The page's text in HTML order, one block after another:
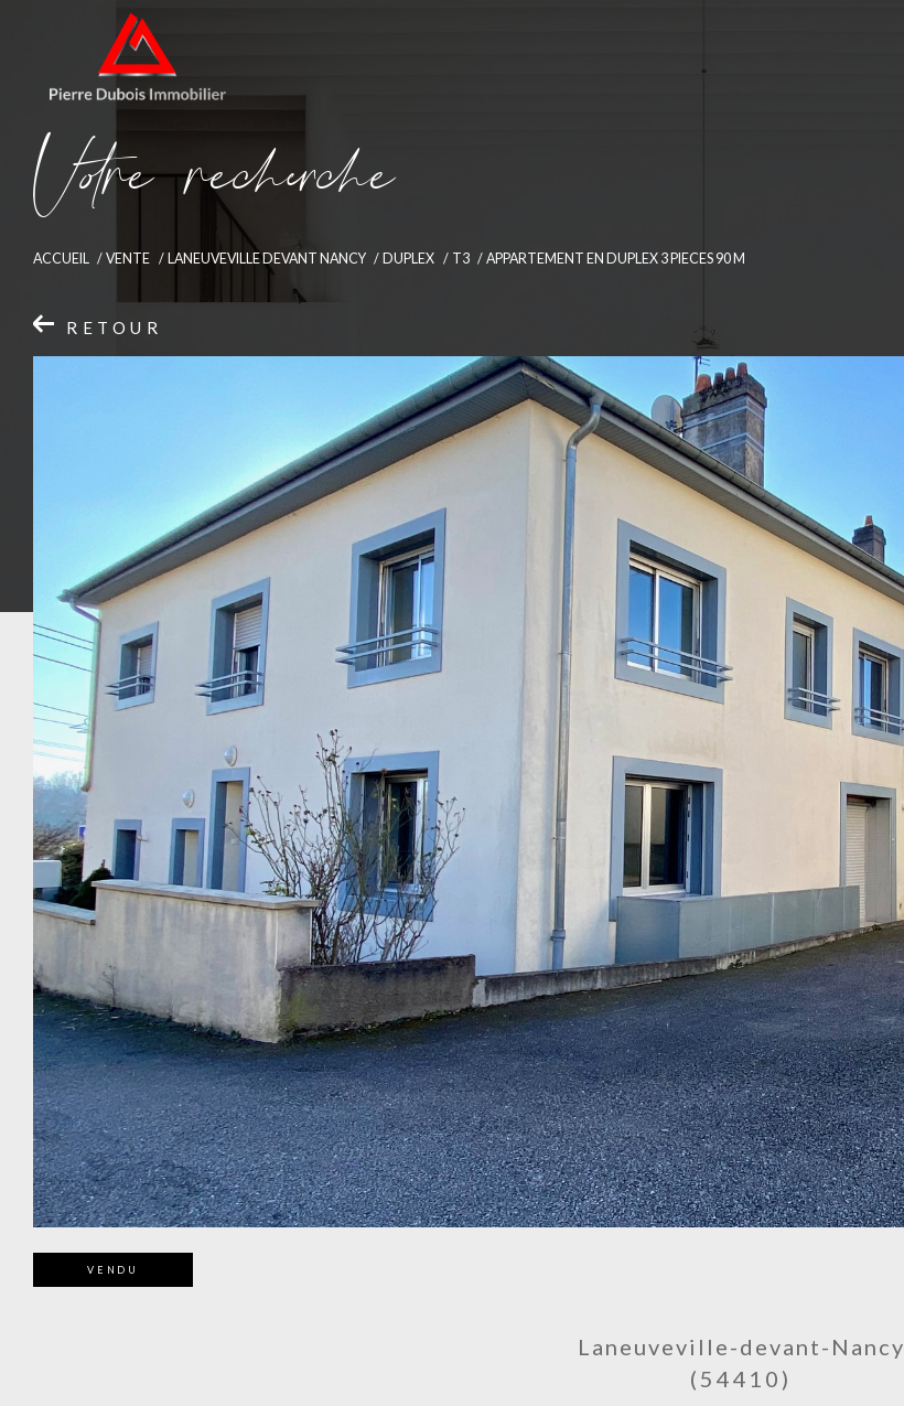
Vore recece
ACCUEIL VENTE LANEUVEVILLE DEVANT NANCY DUPLEX T3 APPARTEMENT EN DUPLEX 3 PIECES 90 M
RETOUR
VENDU
Laneuveville-devant-Nancy
(54410)